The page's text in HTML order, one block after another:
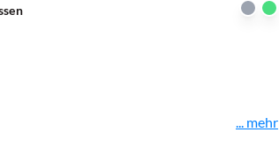
... mehr